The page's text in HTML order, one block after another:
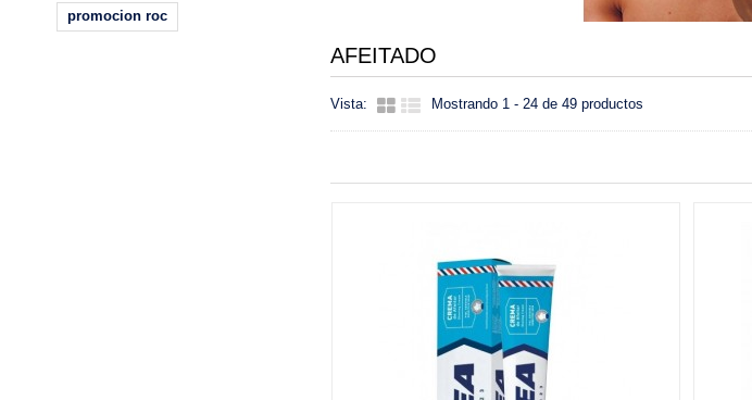
AFEITADO
Vista: Mostrando 1 - 24 de 49 productos
promocion roc